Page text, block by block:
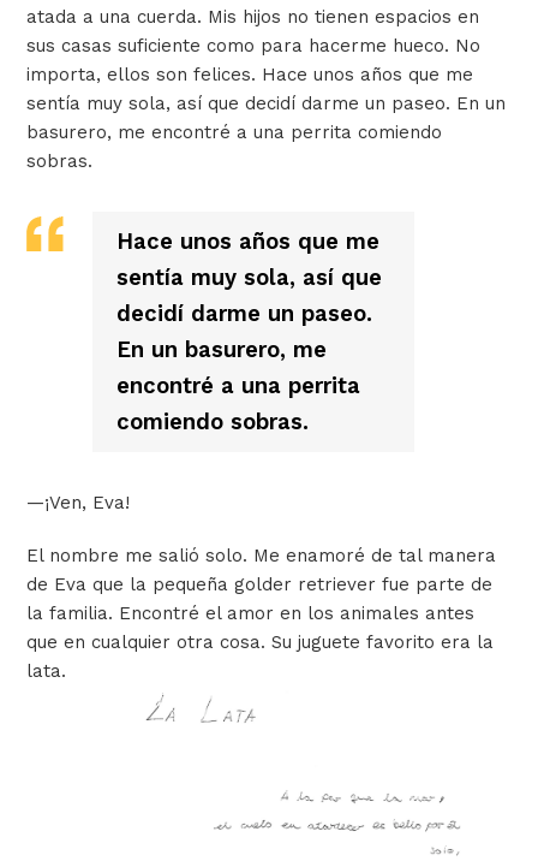
atada a una cuerda. Mis hijos no tienen espacios en
sus casas suficiente como para hacerme hueco. No
importa, ellos son felices. Hace unos años que me
sentía muy sola, así que decidí darme un paseo. En un
basurero, me encontré a una perrita comiendo
sobras.
Hace unos años que me
sentía muy sola, así que
decidí darme un paseo.
En un basurero, me
encontré a una perrita
comiendo sobras.
—¡Ven, Eva!
El nombre me salió solo. Me enamoré de tal manera
de Eva que la pequeña golder retriever fue parte de
la familia. Encontré el amor en los animales antes
que en cualquier otra cosa. Su juguete favorito era la
lata.